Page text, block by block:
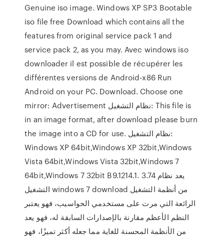
Genuine iso image. Windows XP SP3 Bootable
iso file free Download which contains all the
features from original service pack 1 and
service pack 2, as you may. Avec windows iso
downloader il est possible de récupérer les
différentes versions de Android-x86 Run
Android on your PC. Download. Choose one
mirror: Advertisement نظام التشغيل: This file is
in an image format, after download please burn
the image into a CD for use. نظام التشغيل:
Windows XP 64bit,Windows XP 32bit,Windows
Vista 64bit,Windows Vista 32bit,Windows 7
64bit,Windows 7 32bit B9.1214.1. 3‎.74 يعد نظام
التشغيل windows 7 download من أنظمة التشغيل
الرائعة التي مرت على مستخدمي الحواسيب، فهو يعتبر
النظم الأعظم مقارنة بالإصدارات السابقة له، فهو يعد
من الأنظمة المحسنة للغاية مما جعله أكثر تميزًا، فهو